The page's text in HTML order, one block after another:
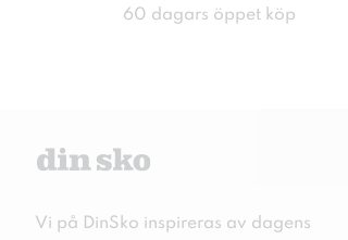
60 dagars öppet köp
Vi på DinSko inspireras av dagens